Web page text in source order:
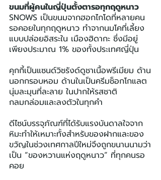
ขนมที่ผู้คนในญี่ปุ่นตั้งตารอทุกฤดูหนาว
SNOWS เป็นขนมจากฮอกไกโดที่หลายคน
รอคอยในทุกฤดูหนาว ทำจากนมโคที่เลี้ยง
แบบปล่อยอิสระใน เมืองฮิดากะ ซึ่งมีอยู่
เพียงประมาณ 1% ของทั้งประเทศญี่ปุ่น
คุกกี้เป็นแซนด์วิชรังด์ดูชาเนื้อพรีเมียม ด้าน
นอกกรอบหอม ด้านในเป็นครีมช็อกโกแลต
นุ่มละมุนที่ละลาย ในปากให้รสชาติ
กลมกล่อมและลงตัวในทุกคำ
ดีไซน์บรรจุภัณฑ์ที่ได้รับแรงบันดาลใจจาก
หิมะทำให้เหมาะทั้งสำหรับของฝากและของ
ขวัญในช่วงเทศกาลปีใหม่จึงถูกขนานนามว่า
เป็น “ของหวานแห่งฤดูหนาว” ที่ทุกคนรอ
คอย